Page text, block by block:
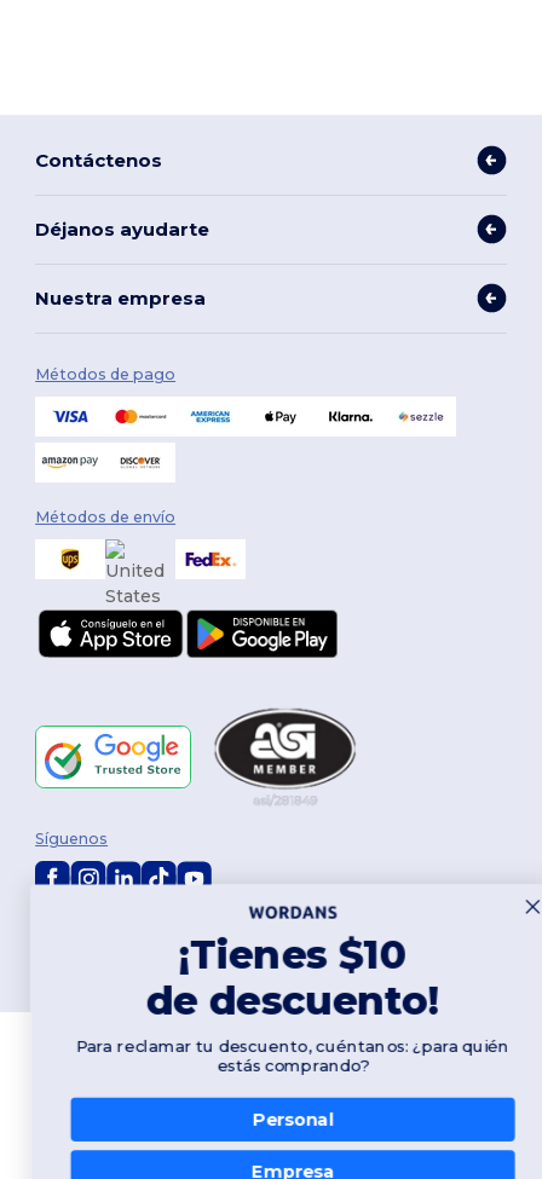
Contáctenos
Déjanos ayudarte
Nuestra empresa
Métodos de pago
Métodos de envío
Términos y Condiciones| Política de personalización | Política de
Política de Cookies| Mapa del sitio
Síguenos
¡Tienes $10
de descuento!
Para reclamar tu descuento, cuéntanos: ¿para quién
estás comprando?
Personal
Empresa